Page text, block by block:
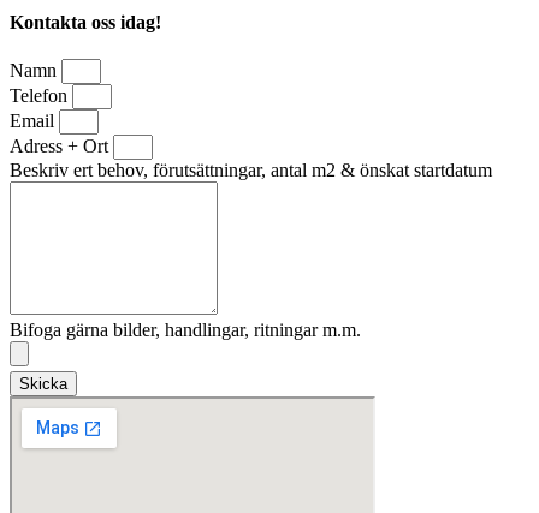
Kontakta oss idag!
Namn
Telefon
Email
Adress + Ort
Beskriv ert behov, förutsättningar, antal m2 & önskat startdatum
Bifoga gärna bilder, handlingar, ritningar m.m.
Skicka